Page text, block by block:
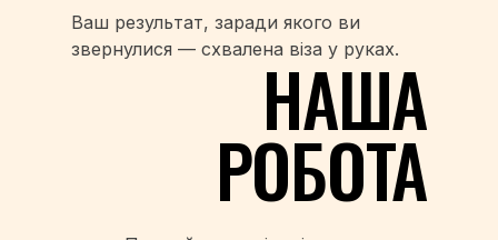
Ваш результат, заради якого ви
звернулися — схвалена віза у руках.
НАША
РОБОТА